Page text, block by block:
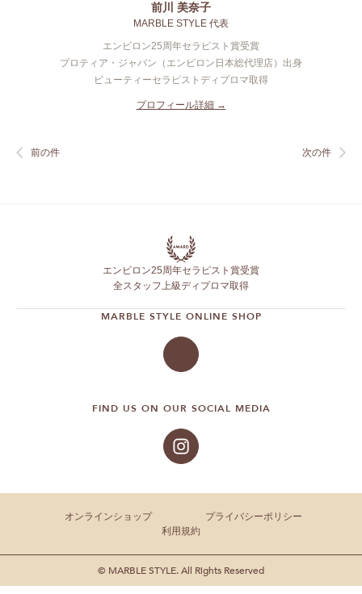
前川 美奈子
MARBLE STYLE 代表
エンビロン25周年セラピスト賞受賞
プロティア・ジャパン（エンビロン日本総代理店）出身
ビューティーセラピストディプロマ取得
プロフィール詳細 →
前の件 次の件
エンビロン25周年セラピスト賞受賞
全スタッフ上級ディプロマ取得
MARBLE STYLE ONLINE SHOP
FIND US ON OUR SOCIAL MEDIA
オンラインショップ
プライバシーポリシー
利用規約
© MARBLE STYLE. All Rights Reserved